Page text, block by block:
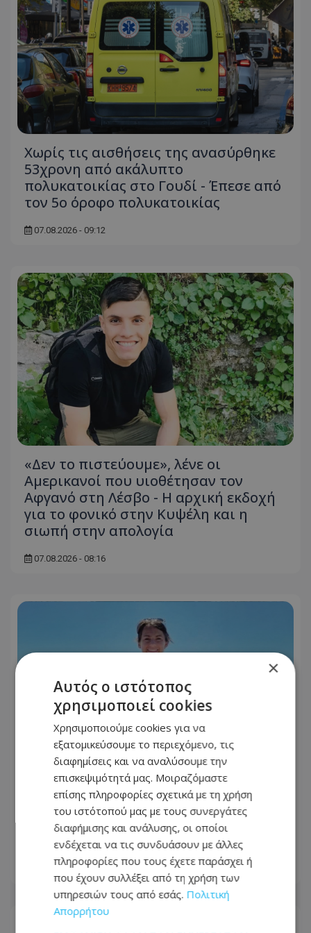
Χωρίς τις αισθήσεις της ανασύρθηκε
53χρονη από ακάλυπτο
πολυκατοικίας στο Γουδί - Έπεσε από
τον 5ο όροφο πολυκατοικίας
07.08.2026 - 09:12
«Δεν το πιστεύουμε», λένε οι
Αμερικανοί που υιοθέτησαν τον
Αφγανό στη Λέσβο - Η αρχική εκδοχή
για το φονικό στην Κυψέλη και η
σιωπή στην απολογία
07.08.2026 - 08:16
«Αφιέρωσε τη ζωή της βοηθώντας
όσους είχαν ανάγκη»: Συγκλονίζει η
οικογένεια της Βρετανίδας που
βρέθηκε νεκρή σε βαλίτσα
06.08.2026 - 22:54
×
Αυτός ο ιστότοπος
χρησιμοποιεί cookies
Χρησιμοποιούμε cookies για να
εξατομικεύσουμε το περιεχόμενο, τις
διαφημίσεις και να αναλύσουμε την
επισκεψιμότητά μας. Μοιραζόμαστε
επίσης πληροφορίες σχετικά με τη χρήση
του ιστότοπού μας με τους συνεργάτες
διαφήμισης και ανάλυσης, οι οποίοι
ενδέχεται να τις συνδυάσουν με άλλες
πληροφορίες που τους έχετε παράσχει ή
που έχουν συλλέξει από τη χρήση των
υπηρεσιών τους από εσάς. Πολιτική
Απορρήτου